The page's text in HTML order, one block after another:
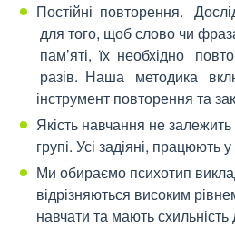
Постійні повторення.
для того, щоб слово чи
пам’яті, їх необхідно
разів. Наша методика
інструмент повторення та
Якість навчання не залежить
групі. Усі задіяні,
Ми обираємо психотип
відрізняються високим
навчати та мають схильність